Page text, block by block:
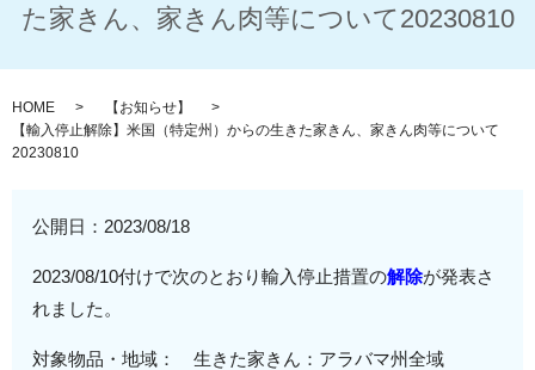
た家きん、家きん肉等について20230810
HOME
【お知らせ】
【輸入停止解除】米国（特定州）からの生きた家きん、家きん肉等について
20230810
公開日： 2023/08/18
2023/08/10付けで次のとおり輸入停止措置の解除が発表さ
れました。
対象物品・地域： 生きた家きん： アラバマ州全域